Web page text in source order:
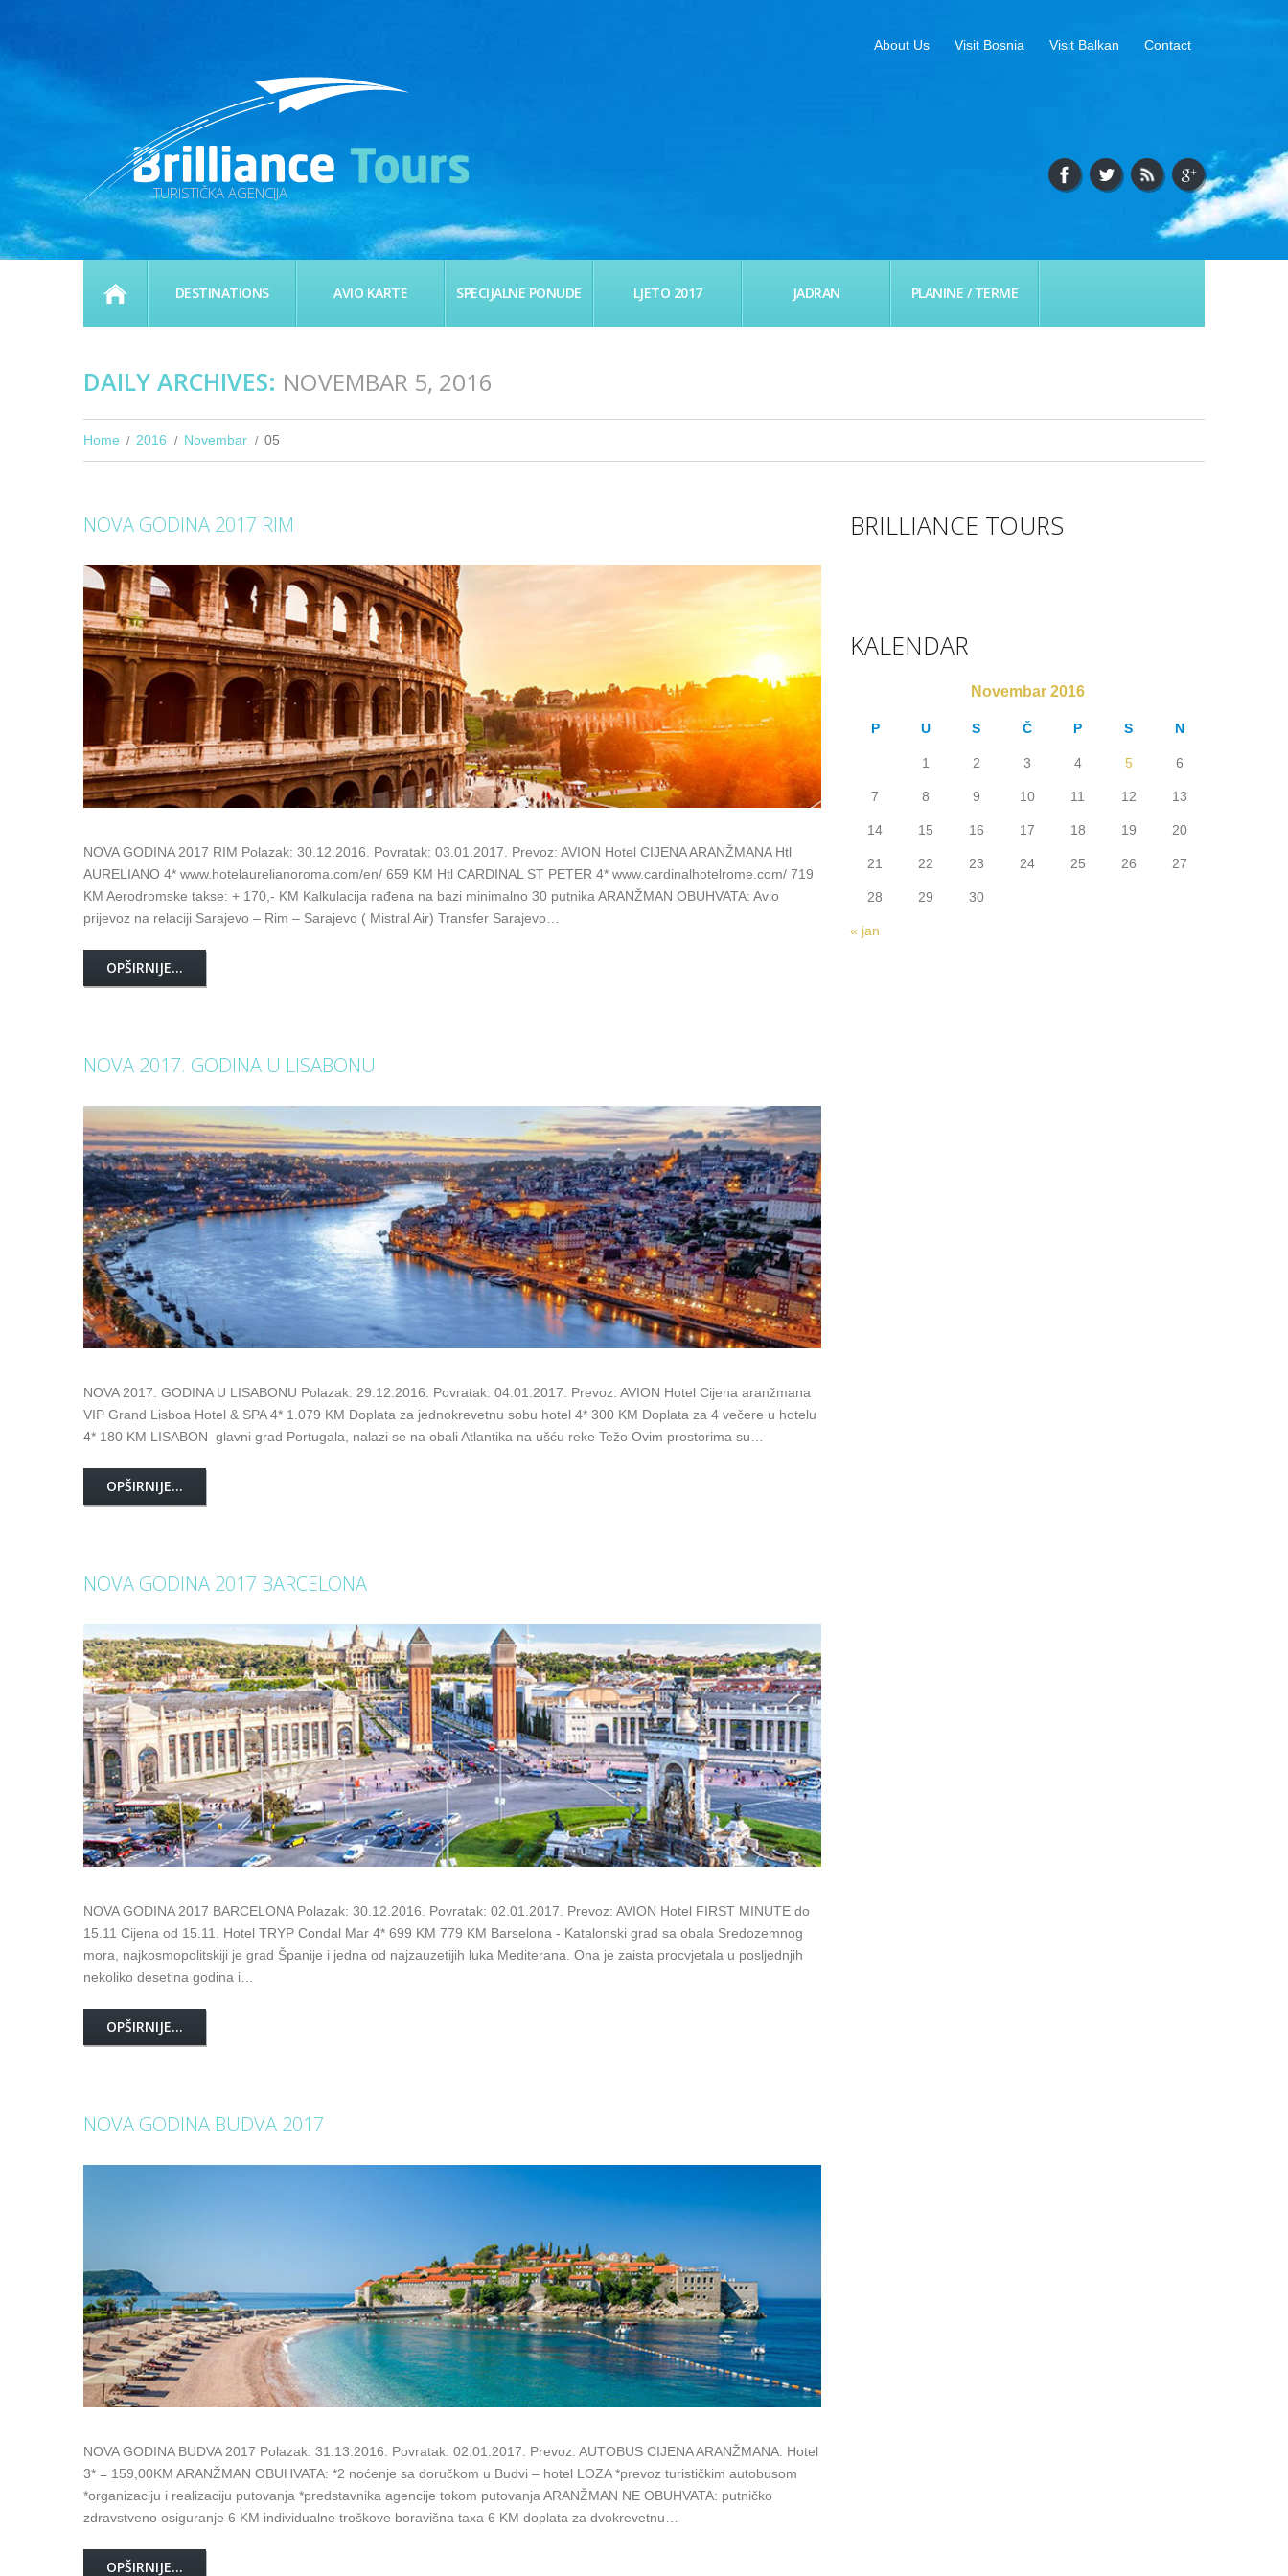
TURISTIČKA AGENCIJA
About Us Visit Bosnia Visit Balkan Contact
HOMEDESTINATIONS AVIO KARTE SPECIJALNE PONUDE LJETO 2017 JADRAN PLANINE / TERME
DAILY ARCHIVES: NOVEMBAR 5, 2016
Home 2016 Novembar 05
NOVA GODINA 2017 RIM
NOVA GODINA 2017 RIM Polazak: 30.12.2016. Povratak: 03.01.2017. Prevoz: AVION Hotel CIJENA ARANŽMANA Htl
AURELIANO 4* www.hotelaurelianoroma.com/en/ 659 KM Htl CARDINAL ST PETER 4* www.cardinalhotelrome.com/ 719
KM Aerodromske takse: + 170,- KM Kalkulacija rađena na bazi minimalno 30 putnika ARANŽMAN OBUHVATA: Avio
prijevoz na relaciji Sarajevo – Rim – Sarajevo ( Mistral Air) Transfer Sarajevo…
OPŠIRNIJE...
NOVA 2017. GODINA U LISABONU
NOVA 2017. GODINA U LISABONU Polazak: 29.12.2016. Povratak: 04.01.2017. Prevoz: AVION Hotel Cijena aranžmana
VIP Grand Lisboa Hotel & SPA 4* 1.079 KM Doplata za jednokrevetnu sobu hotel 4* 300 KM Doplata za 4 večere u hotelu
4* 180 KM LISABON glavni grad Portugala, nalazi se na obali Atlantika na ušću reke Težo Ovim prostorima su…
OPŠIRNIJE...
NOVA GODINA 2017 BARCELONA
NOVA GODINA 2017 BARCELONA Polazak: 30.12.2016. Povratak: 02.01.2017. Prevoz: AVION Hotel FIRST MINUTE do
15.11 Cijena od 15.11. Hotel TRYP Condal Mar 4* 699 KM 779 KM Barselona - Katalonski grad sa obala Sredozemnog
mora, najkosmopolitskiji je grad Španije i jedna od najzauzetijih luka Mediterana. Ona je zaista procvjetala u posljednjih
nekoliko desetina godina i…
OPŠIRNIJE...
NOVA GODINA BUDVA 2017
NOVA GODINA BUDVA 2017 Polazak: 31.13.2016. Povratak: 02.01.2017. Prevoz: AUTOBUS CIJENA ARANŽMANA: Hotel
3* = 159,00KM ARANŽMAN OBUHVATA: *2 noćenje sa doručkom u Budvi – hotel LOZA *prevoz turističkim autobusom
*organizaciju i realizaciju putovanja *predstavnika agencije tokom putovanja ARANŽMAN NE OBUHVATA: putničko
zdravstveno osiguranje 6 KM individualne troškove boravišna taxa 6 KM doplata za dvokrevetnu…
OPŠIRNIJE...
BRILLIANCE TOURS
KALENDAR
Novembar 2016
P U S Č P S N
« jan
1 2 3 4 5 6
7 8 9 10 11 12 13
14 15 16 17 18 19 20
21 22 23 24 25 26 27
28 29 30